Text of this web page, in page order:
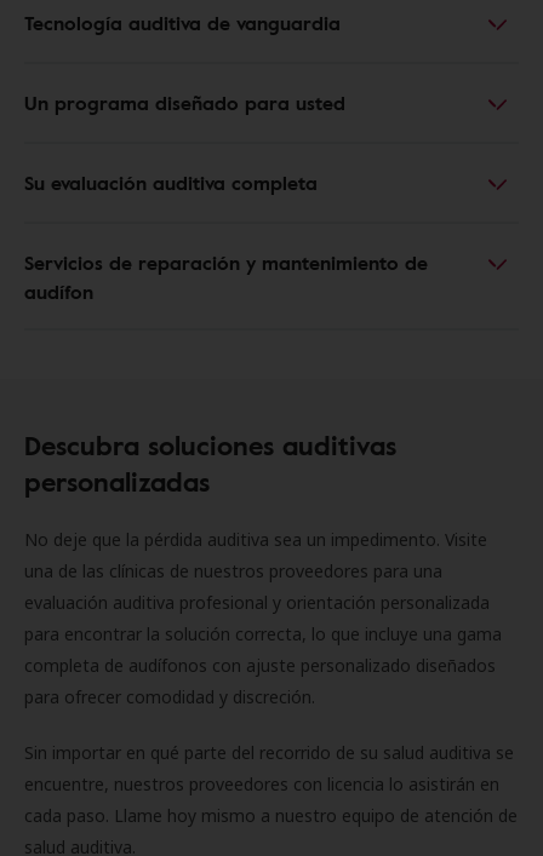
Tecnología auditiva de vanguardia
Un programa diseñado para usted
Su evaluación auditiva completa
Servicios de reparación y mantenimiento de
audífon
Descubra soluciones auditivas
personalizadas
No deje que la pérdida auditiva sea un impedimento. Visite
una de las clínicas de nuestros proveedores para una
evaluación auditiva profesional y orientación personalizada
para encontrar la solución correcta, lo que incluye una gama
completa de audífonos con ajuste personalizado diseñados
para ofrecer comodidad y discreción.
Sin importar en qué parte del recorrido de su salud auditiva se
encuentre, nuestros proveedores con licencia lo asistirán en
cada paso. Llame hoy mismo a nuestro equipo de atención de
salud auditiva.